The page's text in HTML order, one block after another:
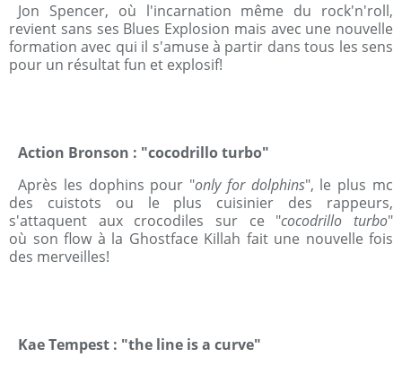
Jon Spencer, où l'incarnation même du rock'n'roll,
revient sans ses Blues Explosion mais avec une nouvelle
formation avec qui il s'amuse à partir dans tous les sens
pour un résultat fun et explosif!
Action Bronson : "cocodrillo turbo"
Après les dophins pour "only for dolphins", le plus mc
des cuistots ou le plus cuisinier des rappeurs,
s'attaquent aux crocodiles sur ce "cocodrillo turbo"
où son flow à la Ghostface Killah fait une nouvelle fois
des merveilles!
Kae Tempest : "the line is a curve"